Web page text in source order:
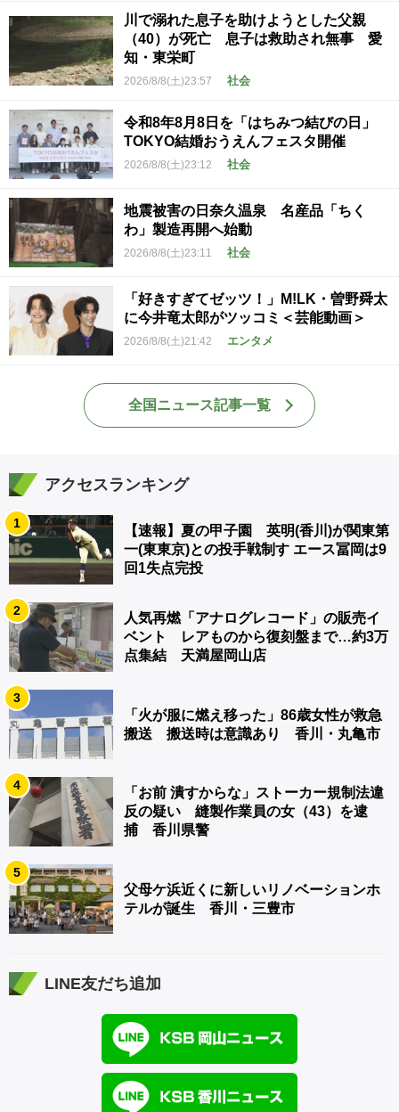
川で溺れた息子を助けようとした父親
（40）が死亡 息子は救助され無事 愛
知・東栄町
2026/8/8(土)23:57 社会
令和8年8月8日を「はちみつ結びの日」
TOKYO結婚おうえんフェスタ開催
2026/8/8(土)23:12 社会
地震被害の日奈久温泉 名産品「ちく
わ」製造再開へ始動
2026/8/8(土)23:11 社会
「好きすぎてゼッツ！」M!LK・曽野舜太
に今井竜太郎がツッコミ＜芸能動画＞
2026/8/8(土)21:42 エンタメ
全国ニュース記事一覧
アクセスランキング
1
【速報】夏の甲子園 英明(香川)が関東第
一(東東京)との投手戦制す エース冨岡は9
回1失点完投
2
人気再燃「アナログレコード」の販売イ
ベント レアものから復刻盤まで…約3万
点集結 天満屋岡山店
3
「火が服に燃え移った」86歳女性が救急
搬送 搬送時は意識あり 香川・丸亀市
4
「お前 潰すからな」ストーカー規制法違
反の疑い 縫製作業員の女（43）を逮
捕 香川県警
5
父母ケ浜近くに新しいリノベーションホ
テルが誕生 香川・三豊市
LINE友だち追加